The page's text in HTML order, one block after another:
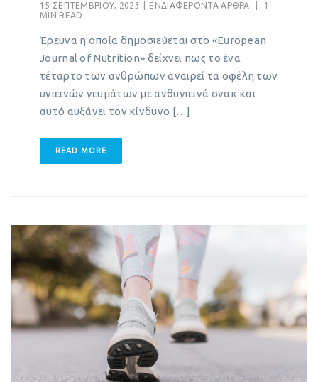
15 ΣΕΠΤΕΜΒΡΊΟΥ, 2023 EΝΔΙΑΦΈΡΟΝΤΑ ΆΡΘΡΑ
1
MIN READ
Έρευνα η οποία δημοσιεύεται στο «European
Journal of Nutrition» δείχνει πως το ένα
τέταρτο των ανθρώπων αναιρεί τα οφέλη των
υγιεινών γευμάτων με ανθυγιεινά σνακ και
αυτό αυξάνει τον κίνδυνο […]
READ MORE